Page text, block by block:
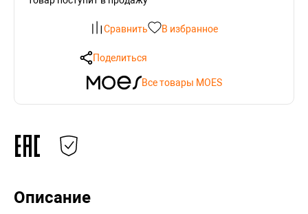
Сравнить В избранное
Поделиться
Все товары MOES
Описание